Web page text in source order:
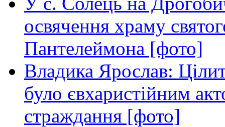
освячення храму
Пантелеймона [фото]
Владика Ярослав:
було євхаристійним
страждання [фото]